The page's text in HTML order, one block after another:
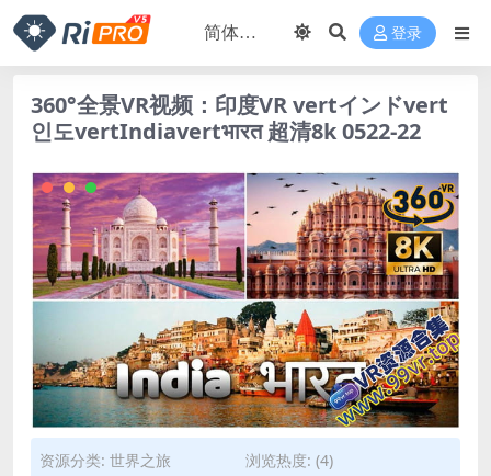
登录
360°全景VR视频：印度VR vertインドvert
인도vertIndiavertभारत 超清8k 0522-22
资源分类: 世界之旅
浏览热度: (4)